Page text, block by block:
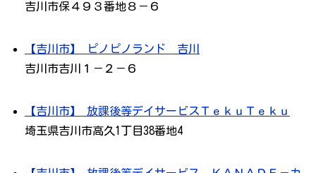
吉川市保４９３番地８－６
【吉川市】 ピノピノランド 吉川
吉川市吉川１－２－６
【吉川市】 放課後等デイサービスＴｅｋｕＴｅｋｕ
埼玉県吉川市高久1丁目38番地4